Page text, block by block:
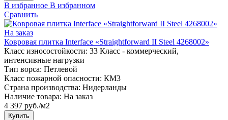
В избранное В избранном
Сравнить
На заказ
Ковровая плитка Interface «Straightforward II Steel 4268002»
Класс износостойкости: 33 Класс - коммерческий,
интенсивные нагрузки
Тип ворса: Петлевой
Класс пожарной опасности: КМ3
Страна производства: Нидерланды
Наличие товара: На заказ
4 397 руб./м2
Купить